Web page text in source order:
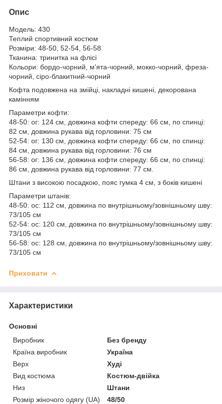
Опис
Модель: 430
Теплий спортивний костюм
Розміри: 48-50, 52-54, 56-58
Тканина: тринитка на флісі
Кольори: бордо-чорний, м'ята-чорний, мокко-чорний, фреза-
чорний, сіро-блакитний-чорний
Кофта подовжена на змійці, накладні кишені, декорована
камінням
Параметри кофти:
48-50: ог: 124 см, довжина кофти спереду: 66 см, по спинці:
82 см, довжина рукава від горловини: 75 см
52-54: ог: 130 см, довжина кофти спереду: 66 см, по спинці:
84 см, довжина рукава від горловини: 76 см
56-58: ог: 136 см, довжина кофти спереду: 66 см, по спинці:
86 см, довжина рукава від горловини: 77 см.
Штани з високою посадкою, пояс гумка 4 см, з боків кишені
Параметри штанів:
48-50: ос: 112 см, довжина по внутрішньому/зовнішньому шву:
73/105 см
52-54: ос: 120 см, довжина по внутрішньому/зовнішньому шву:
73/105 см
56-58: ос: 128 см, довжина по внутрішньому/зовнішньому шву:
73/105 см
Приховати
Характеристики
Основні
Виробник
Без бренду
Країна виробник
Україна
Верх
Худі
Вид костюма
Костюм-двійка
Низ
Штани
Розмір жіночого одягу (UA)
48/50